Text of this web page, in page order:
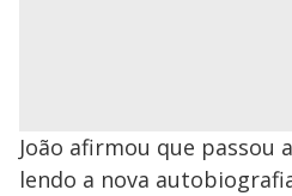
João afirmou que passou
lendo a nova